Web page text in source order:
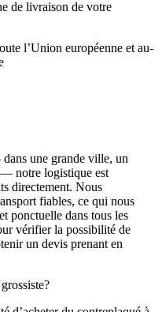
de livraison de votre
l’Union européenne et au-
une grande ville, un
notre logistique est
directement. Nous
fiables, ce qui nous
ponctuelle dans tous les
vérifier la possibilité de
un devis prenant en